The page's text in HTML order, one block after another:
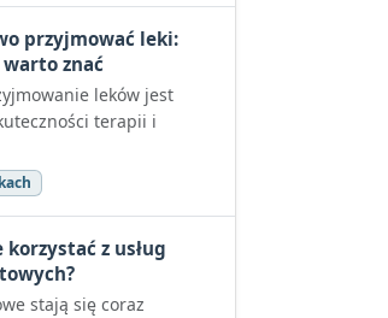
przyjmować leki:
znać
leków jest
terapii i
korzystać z usług
stają się coraz